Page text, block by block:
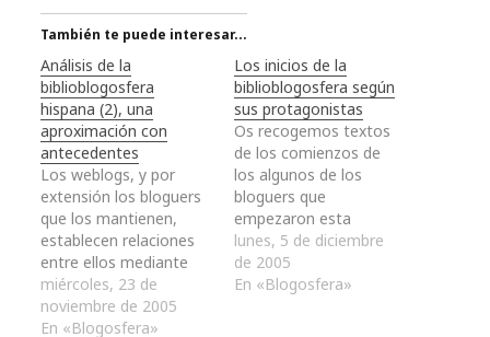
También te puede interesar...
Análisis de la
biblioblogosfera
hispana (2), una
aproximación con
antecedentes
Los weblogs, y por
extensión los bloguers
que los mantienen,
establecen relaciones
entre ellos mediante
enlaces. Estas
relaciones pueden ser
momentáneas,
miércoles, 23 de
noviembre de 2005
En «Blogosfera»
Los inicios de la
biblioblogosfera según
sus protagonistas
Os recogemos textos
de los comienzos de
los algunos de los
bloguers que
empezaron esta
pequeña parte de la
blogosfera que
constituye la
lunes, 5 de diciembre
de 2005
En «Blogosfera»